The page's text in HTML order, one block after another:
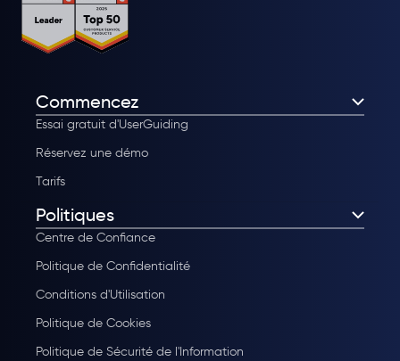
Commencez
Essai gratuit d'UserGuiding
Réservez une démo
Tarifs
Politiques
Centre de Confiance
Politique de Confidentialité
Conditions d'Utilisation
Politique de Cookies
Politique de Sécurité de l'Information